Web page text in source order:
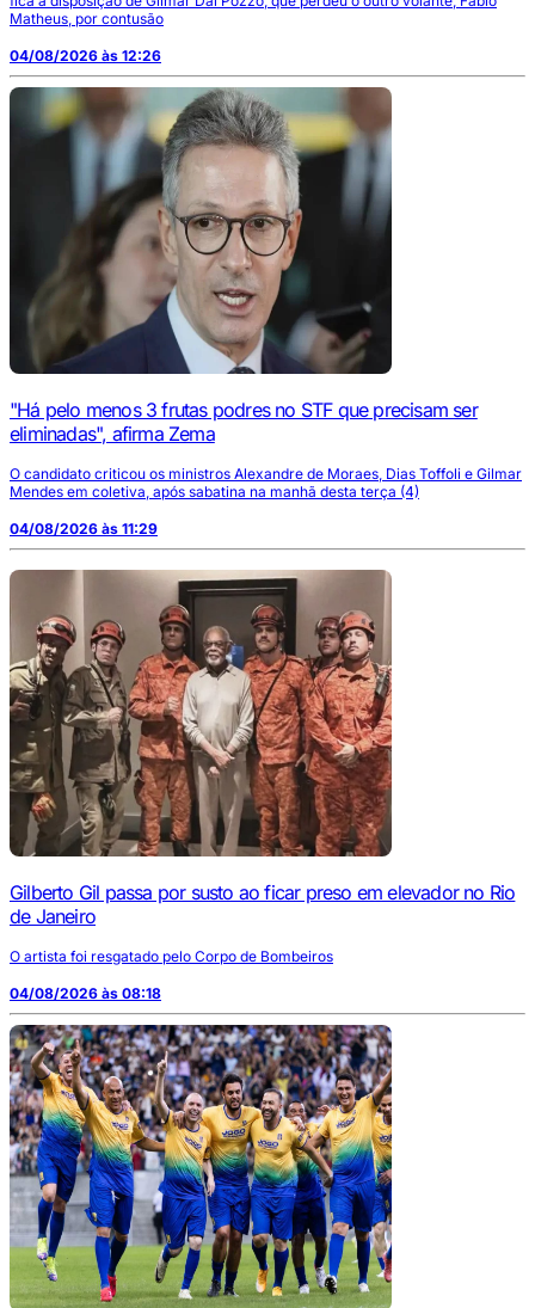
Matheus, por contusão
04/08/2026 às 12:26
"Há pelo menos 3 frutas podres no STF que precisam ser
eliminadas", afirma Zema
O candidato criticou os ministros Alexandre de Moraes, Dias Toffoli e Gilmar
Mendes em coletiva, após sabatina na manhã desta terça (4)
04/08/2026 às 11:29
Gilberto Gil passa por susto ao ficar preso em elevador no Rio
de Janeiro
O artista foi resgatado pelo Corpo de Bombeiros
04/08/2026 às 08:18